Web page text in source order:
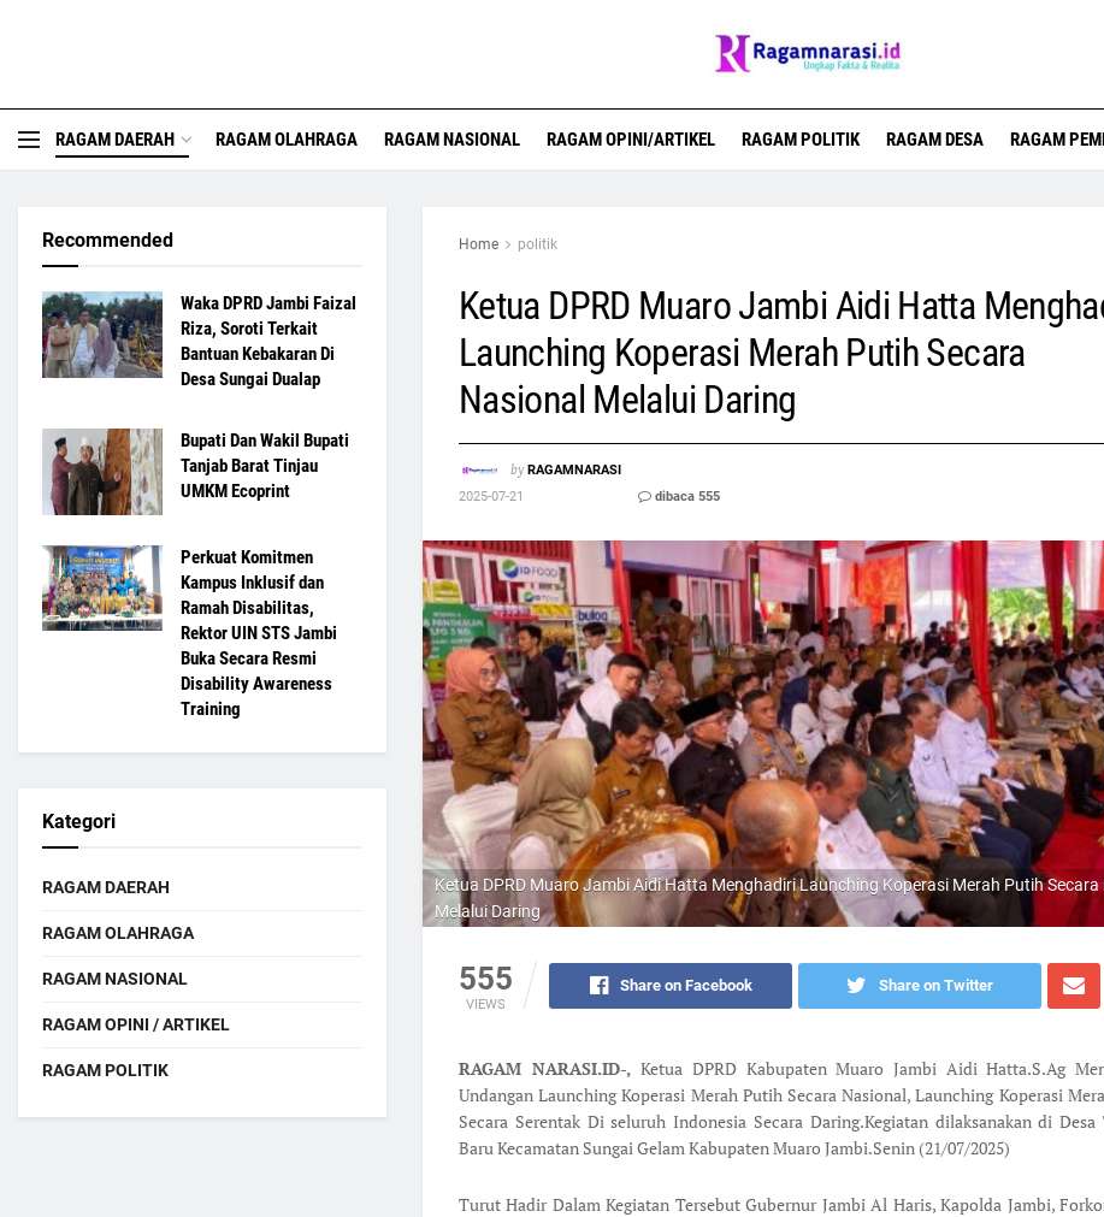
RAGAM DAERAH RAGAM OLAHRAGA RAGAM NASIONAL RAGAM OPINI/ARTIKEL RAGAM POLITIK RAGAM DESA RAGAM
Home politik
Ketua DPRD Muaro Jambi Aidi Hatta
Launching Koperasi Merah Putih Secara
Nasional Melalui Daring
by RAGAMNARASI
2025-07-21
dibaca 555
Ketua DPRD Muaro Jambi Aidi Hatta Menghadiri Launching Koperasi Merah Putih Secara
Melalui Daring
555
VIEWS
Share on Facebook Share on Twitter
RAGAM NARASI.ID-,Ketua DPRD Kabupaten Muaro Jambi Aidi Hatta.S.Ag
Undangan Launching Koperasi Merah Putih Secara Nasional, Launching Koperasi
Secara Serentak Di seluruh Indonesia Secara Daring.Kegiatan dilaksanakan di Desa
Baru Kecamatan Sungai Gelam Kabupaten Muaro Jambi.Senin (21/07/2025)
Turut Hadir Dalam Kegiatan Tersebut Gubernur Jambi Al Haris, Kapolda Jambi,
Recommended
Waka DPRD Jambi Faizal
Riza, Soroti Terkait
Bantuan Kebakaran Di
Desa Sungai Dualap
Bupati Dan Wakil Bupati
Tanjab Barat Tinjau
UMKM Ecoprint
Perkuat Komitmen
Kampus Inklusif dan
Ramah Disabilitas,
Rektor UIN STS Jambi
Buka Secara Resmi
Disability Awareness
Training
Kategori
RAGAM DAERAH
RAGAM OLAHRAGA
RAGAM NASIONAL
RAGAM OPINI / ARTIKEL
RAGAM POLITIK